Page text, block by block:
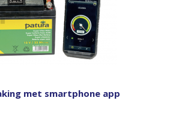
met smartphone app